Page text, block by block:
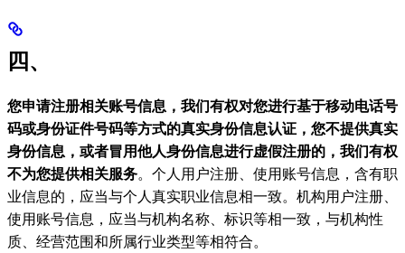
四、
您申请注册相关账号信息，我们有权对您进行基于移动电话号
码或身份证件号码等方式的真实身份信息认证，您不提供真实
身份信息，或者冒用他人身份信息进行虚假注册的，我们有权
不为您提供相关服务。个人用户注册、使用账号信息，含有职
业信息的，应当与个人真实职业信息相一致。机构用户注册、
使用账号信息，应当与机构名称、标识等相一致，与机构性
质、经营范围和所属行业类型等相符合。